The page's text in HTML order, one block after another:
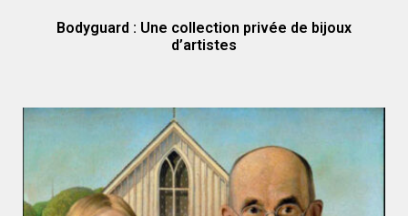
Bodyguard : Une collection privée de bijoux
d’artistes